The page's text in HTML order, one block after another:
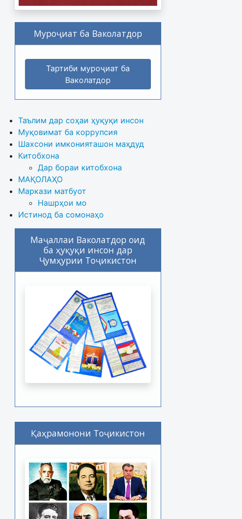
Муроҷиат ба Ваколатдор
Тартиби муроҷиат ба
Ваколатдор
Таълим дар соҳаи ҳуқуқи инсон
Муқовимат ба коррупсия
Шахсони имконияташон маҳдуд
Китобхона
Дар бораи китобхона
МАҚОЛАҲО
Маркази матбуот
Нашрҳои мо
Истинод ба сомонаҳо
Маҷаллаи Ваколатдор оид
ба ҳуқуқи инсон дар
Ҷумҳурии Тоҷикистон
Қаҳрамонони Тоҷикистон